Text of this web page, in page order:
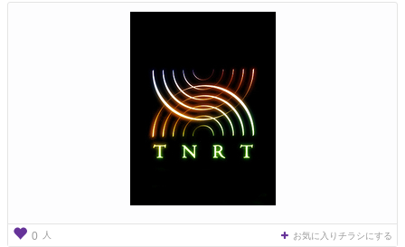
a
0 人 お気に入りチラシにする